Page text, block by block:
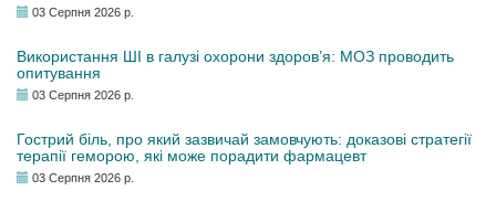
03 Серпня 2026 р.
Використання ШІ в галузі охорони здоров’я: МОЗ проводить
опитування
03 Серпня 2026 р.
Гострий біль, про який зазвичай замовчують: доказові стратегії
терапії геморою, які може порадити фармацевт
03 Серпня 2026 р.